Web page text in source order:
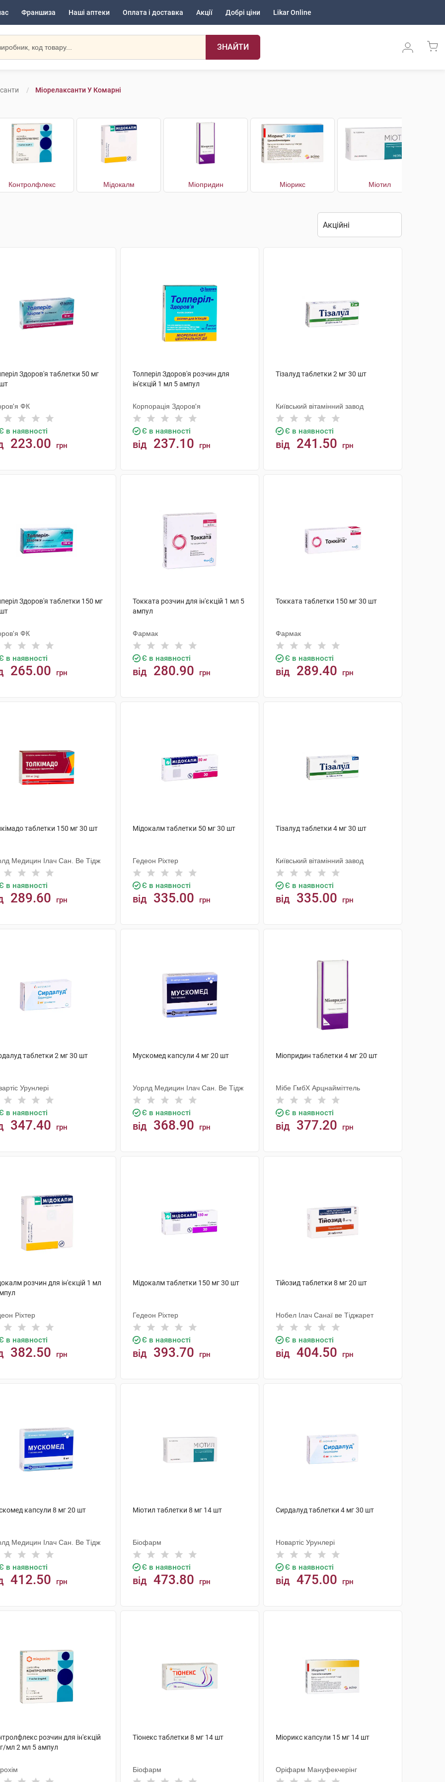
Франшиза Наші аптеки Оплата і доставка Акції Добрі ціни Likar Online
ЗНАЙТИ
Міорелаксанти У Комарні
Контролфлекс Мідокалм Міопридин Міорикс Міотил
Здоров'я таблетки 50 мг
ФК
в наявності
223.00 грн
Толперіл Здоров'я розчин для
ін'єкцій 1 мл 5 ампул
Корпорація Здоров'я
Є в наявності
від 237.10 грн
Тізалуд таблетки 2 мг 30 шт
Київський вітамінний завод
Є в наявності
від 241.50 грн
Здоров'я таблетки 150 мг
ФК
в наявності
265.00 грн
Токката розчин для ін'єкцій 1 мл 5
ампул
Фармак
Є в наявності
від 280.90 грн
Токката таблетки 150 мг 30 шт
Фармак
Є в наявності
від 289.40 грн
таблетки 150 мг 30 шт
Медицин Ілач Сан. Ве Тідж
в наявності
289.60 грн
Мідокалм таблетки 50 мг 30 шт
Гедеон Ріхтер
Є в наявності
від 335.00 грн
Тізалуд таблетки 4 мг 30 шт
Київський вітамінний завод
Є в наявності
від 335.00 грн
таблетки 2 мг 30 шт
Урунлері
в наявності
347.40 грн
Мускомед капсули 4 мг 20 шт
Уорлд Медицин Ілач Сан. Ве Тідж
Є в наявності
від 368.90 грн
Міопридин таблетки 4 мг 20 шт
Мібе ГмбХ Арцнайміттель
Є в наявності
від 377.20 грн
розчин для ін'єкцій 1 мл
Ріхтер
в наявності
382.50 грн
Мідокалм таблетки 150 мг 30 шт
Гедеон Ріхтер
Є в наявності
від 393.70 грн
Тійозид таблетки 8 мг 20 шт
Нобел Ілач Санаї ве Тіджарет
Є в наявності
від 404.50 грн
капсули 8 мг 20 шт
Медицин Ілач Сан. Ве Тідж
в наявності
412.50 грн
Міотил таблетки 8 мг 14 шт
Біофарм
Є в наявності
від 473.80 грн
Сирдалуд таблетки 4 мг 30 шт
Новартіс Урунлері
Є в наявності
від 475.00 грн
розчин для ін'єкцій
мл 2 мл 5 ампул
Тіонекс таблетки 8 мг 14 шт
Біофарм
Міорикс капсули 15 мг 14 шт
Оріфарм Мануфекчерінг